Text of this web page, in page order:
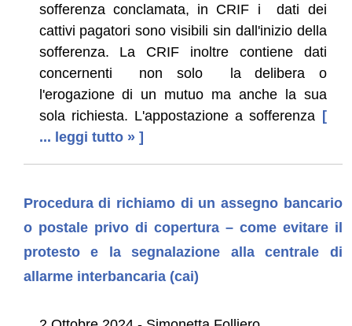
sofferenza conclamata, in CRIF i dati dei
cattivi pagatori sono visibili sin dall'inizio della
sofferenza. La CRIF inoltre contiene dati
concernenti non solo la delibera o
l'erogazione di un mutuo ma anche la sua
sola richiesta. L'appostazione a sofferenza [
... leggi tutto » ]
Procedura di richiamo di un assegno bancario
o postale privo di copertura – come evitare il
protesto e la segnalazione alla centrale di
allarme interbancaria (cai)